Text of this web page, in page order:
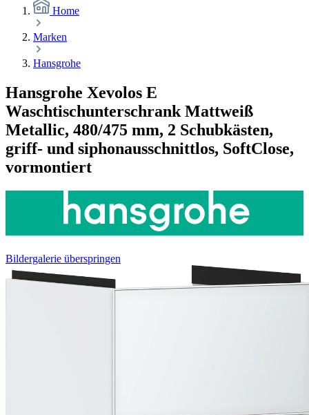
Home
Marken
Hansgrohe
Hansgrohe Xevolos E
Waschtischunterschrank Mattweiß
Metallic, 480/475 mm, 2 Schubkästen,
griff- und siphonausschnittlos, SoftClose,
vormontiert
Bildergalerie überspringen